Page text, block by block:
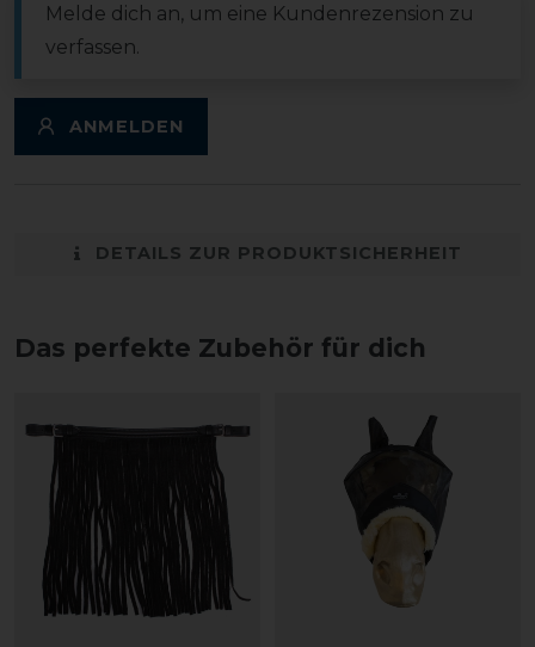
Melde dich an, um eine Kundenrezension zu
verfassen.
ANMELDEN
DETAILS ZUR PRODUKTSICHERHEIT
Das perfekte Zubehör für dich